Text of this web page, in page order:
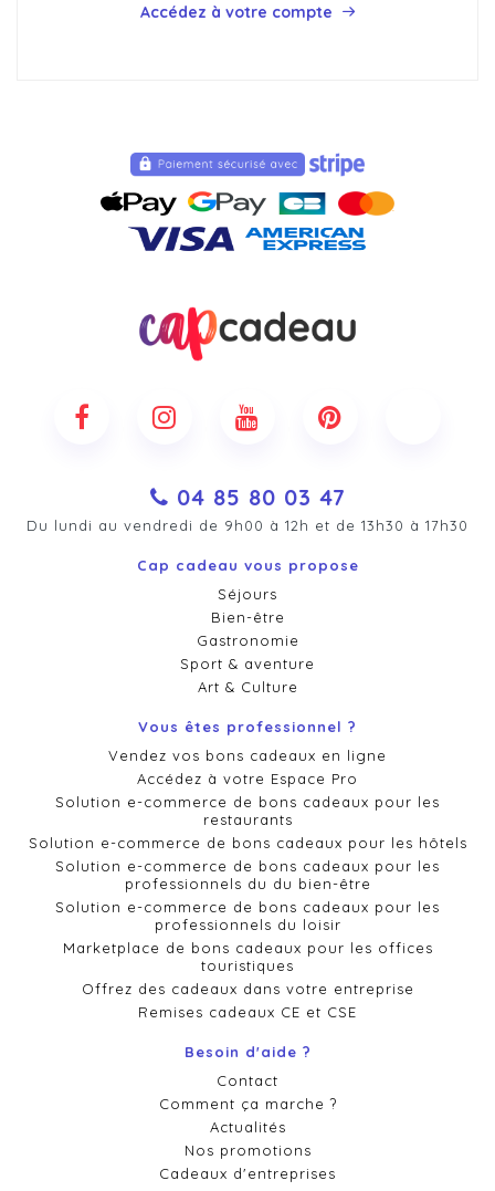
Accédez à votre compte
04 85 80 03 47
Du lundi au vendredi de 9h00 à 12h et de 13h30 à 17h30
Cap cadeau vous propose
Séjours
Bien-être
Gastronomie
Sport & aventure
Art & Culture
Vous êtes professionnel ?
Vendez vos bons cadeaux en ligne
Accédez à votre Espace Pro
Solution e-commerce de bons cadeaux pour les
restaurants
Solution e-commerce de bons cadeaux pour les hôtels
Solution e-commerce de bons cadeaux pour les
professionnels du du bien-être
Solution e-commerce de bons cadeaux pour les
professionnels du loisir
Marketplace de bons cadeaux pour les offices
touristiques
Offrez des cadeaux dans votre entreprise
Remises cadeaux CE et CSE
Besoin d'aide ?
Contact
Comment ça marche ?
Actualités
Nos promotions
Cadeaux d'entreprises